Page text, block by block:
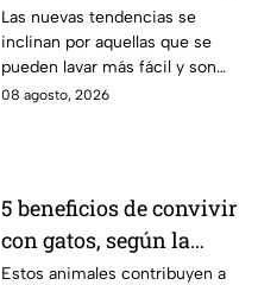
las alternativas
modernas para colocar
en tu piso
Las nuevas tendencias se
inclinan por aquellas que se
pueden lavar más fácil y son
menos pesadas.
08 agosto, 2026
5 beneficios de convivir
con gatos, según la
ciencia
Estos animales contribuyen a